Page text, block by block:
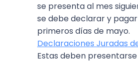
se presenta al mes
se debe declarar y
primeros días de mayo.
Declaraciones Juradas
Estas deben